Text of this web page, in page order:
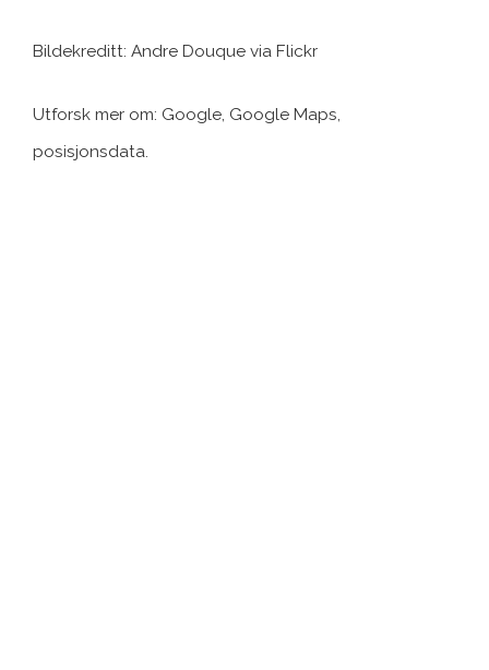
Bildekreditt: Andre Douque via Flickr
Utforsk mer om: Google, Google Maps,
posisjonsdata.